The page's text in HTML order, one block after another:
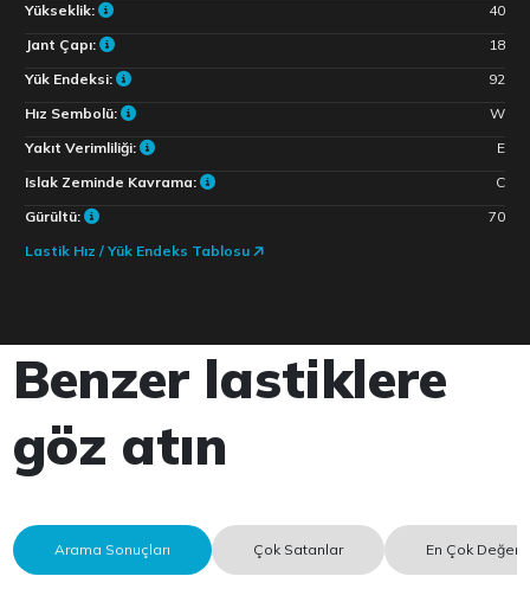
Yükseklik:
40
Jant Çapı:
18
Yük Endeksi:
92
Hız Sembolü:
W
Yakıt Verimliliği:
E
Islak Zeminde Kavrama:
C
Gürültü:
70
Lastik Hız / Yük Endeks Tablosu
Benzer lastiklere
göz atın
Arama Sonuçları Çok Satanlar En Çok